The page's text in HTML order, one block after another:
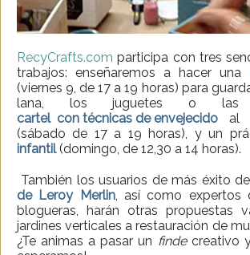
RecyCrafts.com participa con tres
trabajos: enseñaremos a hacer una
(viernes 9, de 17 a 19 horas) para
lana, los juguetes o las
cartel con técnicas de envejecido al
(sábado de 17 a 19 horas), y un
infantil(domingo, de 12,30 a 14 horas).
También los usuarios de más éxito
de Leroy Merlin, así como expertos
blogueras, harán otras propuestas
jardines verticales a restauración de
¿Te animas a pasar un findecreativo y